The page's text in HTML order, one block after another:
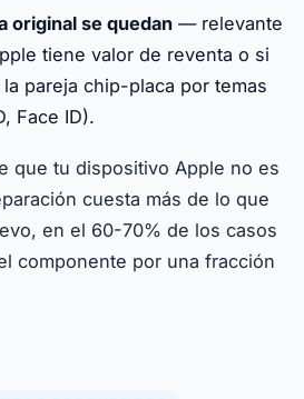
original se quedan — relevante
tiene valor de reventa o si
pareja chip-placa por temas
Face ID).
que tu dispositivo Apple no es
cuesta más de lo que
en el 60-70% de los casos
componente por una fracción